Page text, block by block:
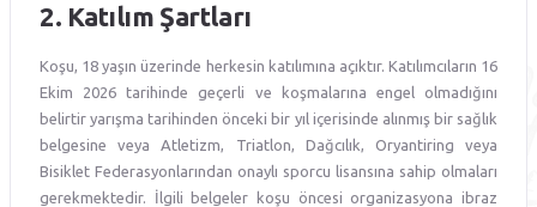
2. Katılım Şartları
Koşu, 18 yaşın üzerinde herkesin katılımına açıktır. Katılımcıların 16
Ekim 2026 tarihinde geçerli ve koşmalarına engel olmadığını
belirtir yarışma tarihinden önceki bir yıl içerisinde alınmış bir sağlık
belgesine veya Atletizm, Triatlon, Dağcılık, Oryantiring veya
Bisiklet Federasyonlarından onaylı sporcu lisansına sahip olmaları
gerekmektedir. İlgili belgeler koşu öncesi organizasyona ibraz